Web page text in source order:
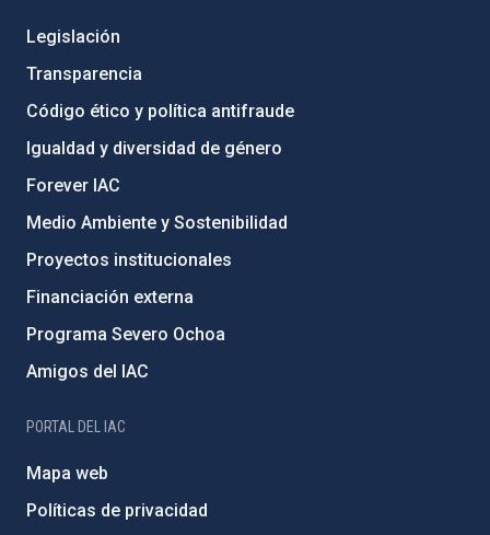
Legislación
Transparencia
Código ético y política antifraude
Igualdad y diversidad de género
Forever IAC
Medio Ambiente y Sostenibilidad
Proyectos institucionales
Financiación externa
Programa Severo Ochoa
Amigos del IAC
PORTAL DEL IAC
Mapa web
Políticas de privacidad